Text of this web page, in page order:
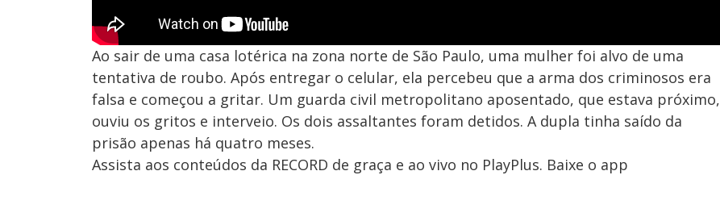
Ao sair de uma casa lotérica na zona norte de São Paulo, uma mulher foi alvo de uma
tentativa de roubo. Após entregar o celular, ela percebeu que a arma dos criminosos era
falsa e começou a gritar. Um guarda civil metropolitano aposentado, que estava próximo,
ouviu os gritos e interveio. Os dois assaltantes foram detidos. A dupla tinha saído da
prisão apenas há quatro meses.
Assista aos conteúdos da RECORD de graça e ao vivo no PlayPlus. Baixe o app